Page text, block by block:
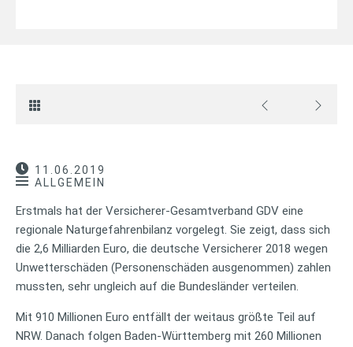
11.06.2019
ALLGEMEIN
Erstmals hat der Versicherer-Gesamtverband GDV eine
regionale Naturgefahrenbilanz vorgelegt. Sie zeigt, dass sich
die 2,6 Milliarden Euro, die deutsche Versicherer 2018 wegen
Unwetterschäden (Personenschäden ausgenommen) zahlen
mussten, sehr ungleich auf die Bundesländer verteilen.
Mit 910 Millionen Euro entfällt der weitaus größte Teil auf
NRW. Danach folgen Baden-Württemberg mit 260 Millionen